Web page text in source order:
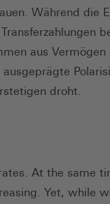
Während die
aus Vermögen
droht.
At the same
Yet, while